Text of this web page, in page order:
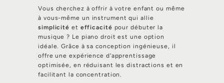
Vous cherchez à offrir à votre enfant ou même
à vous-même un instrument qui allie
simplicité et efficacité pour débuter la
musique ? Le piano droit est une option
idéale. Grâce à sa conception ingénieuse, il
offre une expérience d'apprentissage
optimisée, en réduisant les distractions et en
facilitant la concentration.